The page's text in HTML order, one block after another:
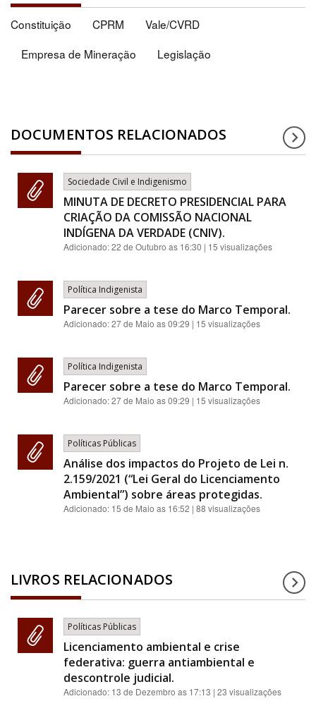
Constituição CPRM
Vale/CVRD
Empresa de Mineração
Legislação
DOCUMENTOS RELACIONADOS
Sociedade Civil e Indigenismo
MINUTA DE DECRETO PRESIDENCIAL PARA
CRIAÇÃO DA COMISSÃO NACIONAL
INDÍGENA DA VERDADE (CNIV).
Adicionado:22 de Outubro as 16:30 | 15 visualizações
Política Indigenista
Parecer sobre a tese do Marco Temporal.
Adicionado:27 de Maio as 09:29 | 15 visualizações
Política Indigenista
Parecer sobre a tese do Marco Temporal.
Adicionado:27 de Maio as 09:29 | 15 visualizações
Políticas Públicas
Análise dos impactos do Projeto de Lei n.
2.159/2021 (“Lei Geral do Licenciamento
Ambiental”) sobre áreas protegidas.
Adicionado: 15 de Maio as 16:52 | 88 visualizações
LIVROS RELACIONADOS
Políticas Públicas
Licenciamento ambiental e crise
federativa: guerra antiambiental e
descontrole judicial.
Adicionado: 13 de Dezembro as 17:13 | 23 visualizações